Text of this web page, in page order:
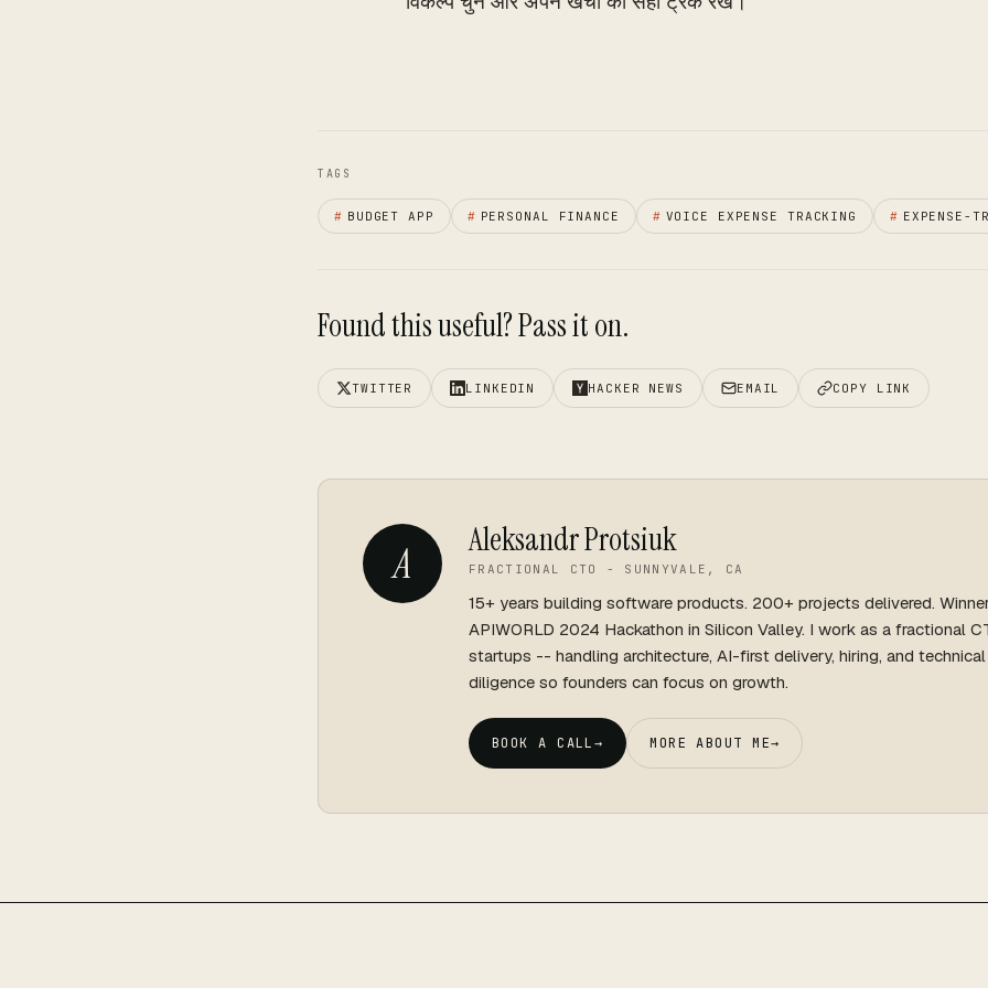
TAGS
# BUDGET APP # PERSONAL FINANCE # VOICE EXPENSE TRACKING # EXPENSE-
Found this useful? Pass it on.
TWITTER LINKEDIN HACKER NEWS EMAIL COPY LINK
A Aleksandr Protsiuk
FRACTIONAL CTO - SUNNYVALE, CA
15+ years building software products. 200+ projects delivered.
APIWORLD 2024 Hackathon in Silicon Valley. I work as a fractional
startups -- handling architecture, AI-first delivery, hiring, and
diligence so founders can focus on growth.
BOOK A CALL→ MORE ABOUT ME→